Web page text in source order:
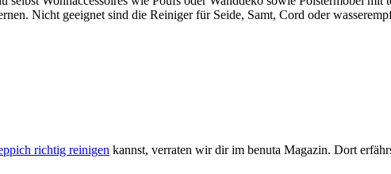
Nicht geeignet sind die Reiniger für Seide, Samt, Cord oder
richtig reinigen kannst, verraten wir dir im benuta Magazin. Dort